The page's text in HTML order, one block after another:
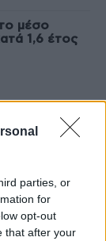
parties, or
for
opt-out
that after your
μέσο
1,6 έτος
COVID-19
ο αριθμός
τα